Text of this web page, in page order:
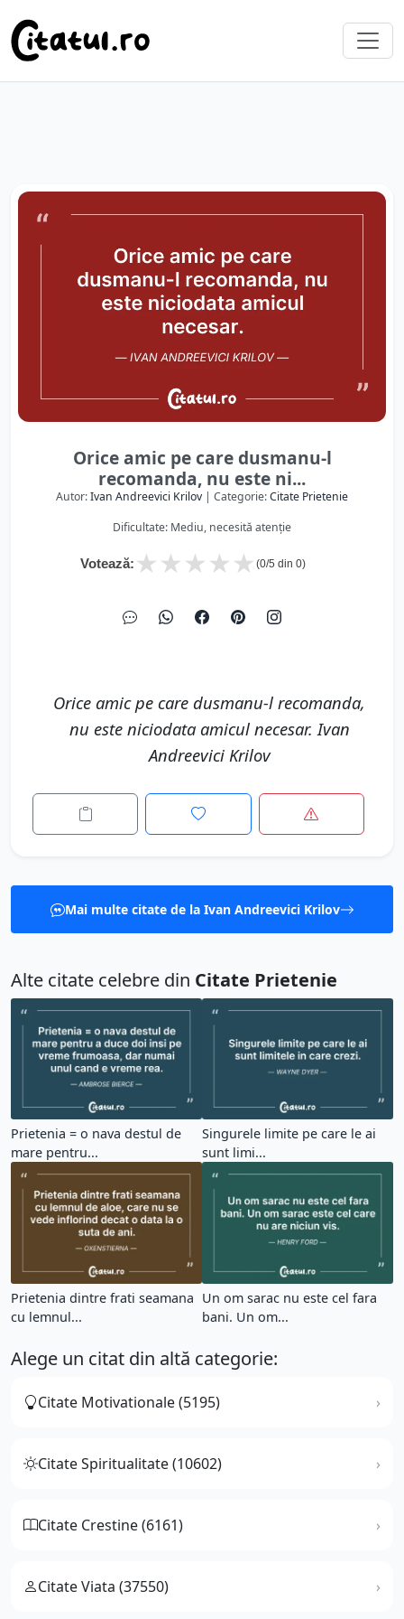
Orice amic pe care dusmanu-l
recomanda, nu este ni...
Autor:Ivan Andreevici Krilov | Categorie:Citate Prietenie
Dificultate: Mediu, necesită atenție
Votează: ★
★
★
★
★ (0/5 din 0)
Orice amic pe care dusmanu-l recomanda,
nu este niciodata amicul necesar. Ivan
Andreevici Krilov
Mai multe citate de la Ivan Andreevici Krilov
Alte citate celebre din Citate Prietenie
Prietenia = o nava destul de
mare pentru...
Singurele limite pe care le ai
sunt limi...
Prietenia dintre frati seamana
cu lemnul...
Un om sarac nu este cel fara
bani. Un om...
Alege un citat din altă categorie:
Citate Motivationale (5195)
Citate Spiritualitate (10602)
Citate Crestine (6161)
Citate Viata (37550)